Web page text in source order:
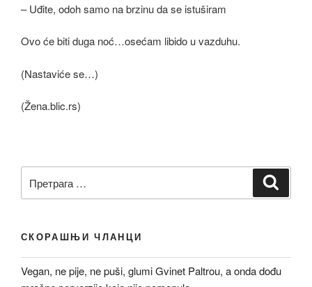
– Uđite, odoh samo na brzinu da se istuširam
Ovo će biti duga noć…osećam libido u vazduhu.
(Nastaviće se…)
(Žena.blic.rs)
за:
СКОРАШЊИ ЧЛАНЦИ
Vegan, ne pije, ne puši, glumi Gvinet Paltrou, a onda dođu